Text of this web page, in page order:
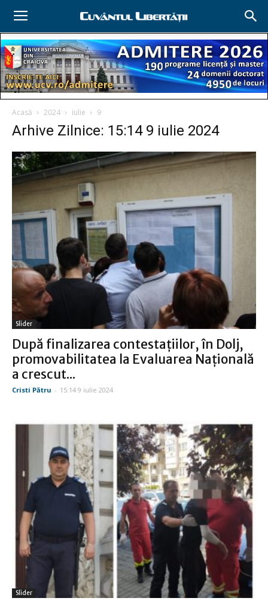
Acasă 2024 iulie 9
Arhive Zilnice: 15:14 9 iulie 2024
Slider
După finalizarea contestaţiilor, în Dolj,
promovabilitatea la Evaluarea Naţională
a crescut...
Cristi Pătru - 15:14 9 iulie 2024
Slider